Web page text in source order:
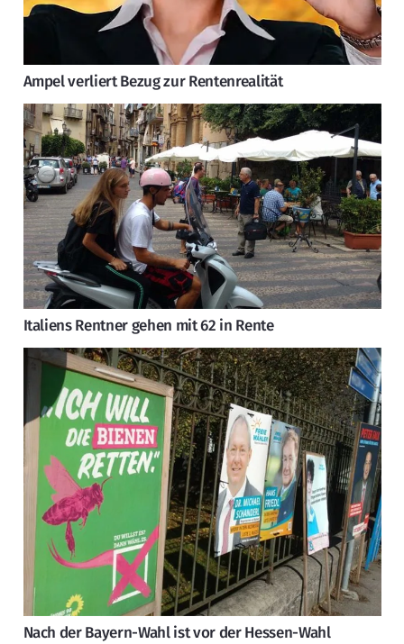
Ampel verliert Bezug zur Rentenrealität
Italiens Rentner gehen mit 62 in Rente
Nach der Bayern-Wahl ist vor der Hessen-Wahl